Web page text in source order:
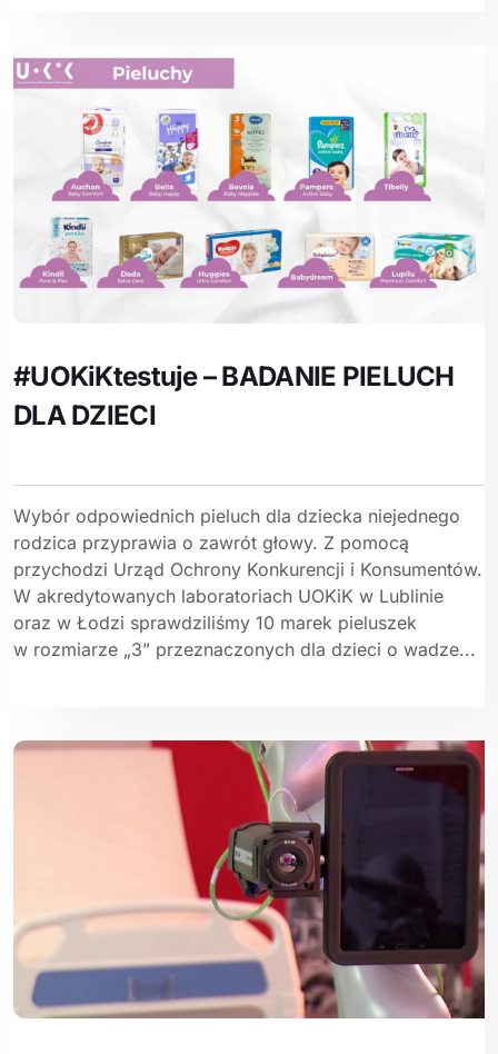
#UOKiKtestuje – BADANIE PIELUCH
DLA DZIECI
Wybór odpowiednich pieluch dla dziecka niejednego
rodzica przyprawia o zawrót głowy. Z pomocą
przychodzi Urząd Ochrony Konkurencji i Konsumentów.
W akredytowanych laboratoriach UOKiK w Lublinie
oraz w Łodzi sprawdziliśmy 10 marek pieluszek
w rozmiarze „3” przeznaczonych dla dzieci o wadze...